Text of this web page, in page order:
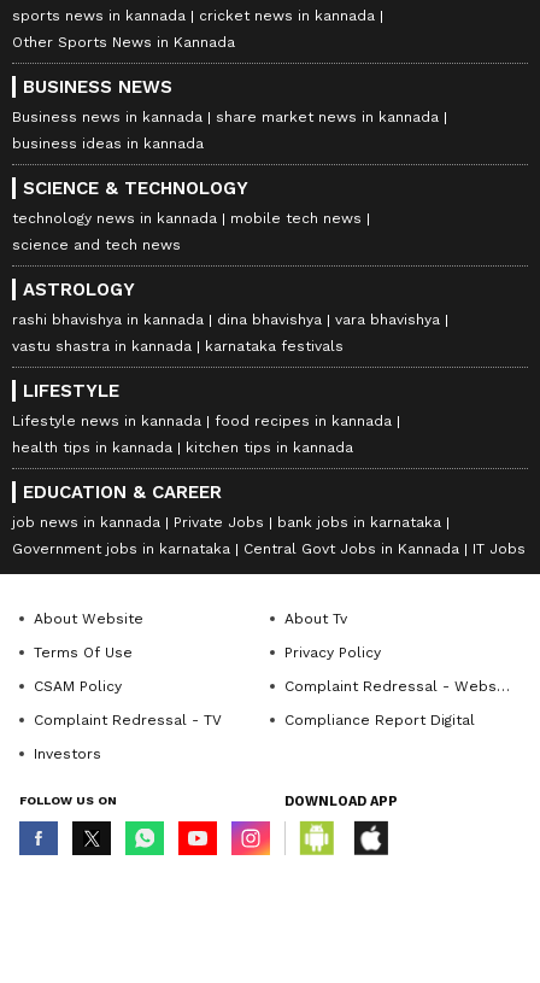
sports news in kannada
cricket news in kannada
Other Sports News in Kannada
BUSINESS NEWS
Business news in kannada
share market news in kannada
business ideas in kannada
SCIENCE & TECHNOLOGY
technology news in kannada
mobile tech news
science and tech news
ASTROLOGY
rashi bhavishya in kannada dina bhavishya
vara bhavishya
vastu shastra in kannada
karnataka festivals
LIFESTYLE
Lifestyle news in kannada
food recipes in kannada
health tips in kannada
kitchen tips in kannada
EDUCATION & CAREER
job news in kannada Private Jobs
bank jobs in karnataka
Government jobs in karnataka
Central Govt Jobs in Kannada IT Jobs
About Website
About Tv
Terms Of Use
Privacy Policy
CSAM Policy
Complaint Redressal - Website
Complaint Redressal - TV
Compliance Report Digital
Investors
FOLLOW US ON DOWNLOAD APP